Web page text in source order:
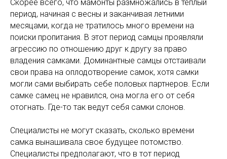
Скорее всего, что мамонты размножались в теплый
период, начиная с весны и заканчивая летними
месяцами, когда не тратилось много времени на
поиски пропитания. В этот период самцы проявляли
агрессию по отношению друг к другу за право
владения самками. Доминантные самцы отстаивали
свои права на оплодотворение самок, хотя самки
могли сами выбирать себе половых партнеров. Если
самке самец не нравился, она могла его от себя
отогнать. Где-то так ведут себя самки слонов.
Специалисты не могут сказать, сколько времени
самка вынашивала свое будущее потомство.
Специалисты предполагают, что в тот период